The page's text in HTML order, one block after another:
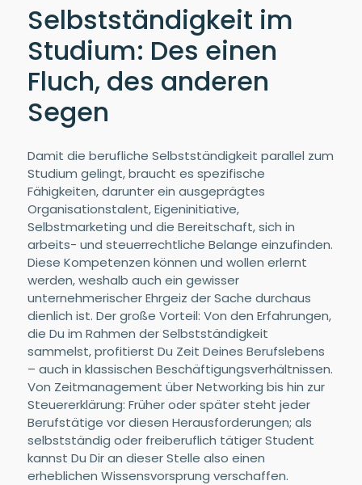
Selbstständigkeit im
Studium: Des einen
Fluch, des anderen
Segen
Damit die berufliche Selbstständigkeit parallel zum
Studium gelingt, braucht es spezifische
Fähigkeiten, darunter ein ausgeprägtes
Organisationstalent, Eigeninitiative,
Selbstmarketing und die Bereitschaft, sich in
arbeits- und steuerrechtliche Belange einzufinden.
Diese Kompetenzen können und wollen erlernt
werden, weshalb auch ein gewisser
unternehmerischer Ehrgeiz der Sache durchaus
dienlich ist. Der große Vorteil: Von den Erfahrungen,
die Du im Rahmen der Selbstständigkeit
sammelst, profitierst Du Zeit Deines Berufslebens
– auch in klassischen Beschäftigungsverhältnissen.
Von Zeitmanagement über Networking bis hin zur
Steuererklärung: Früher oder später steht jeder
Berufstätige vor diesen Herausforderungen; als
selbstständig oder freiberuflich tätiger Student
kannst Du Dir an dieser Stelle also einen
erheblichen Wissensvorsprung verschaffen.